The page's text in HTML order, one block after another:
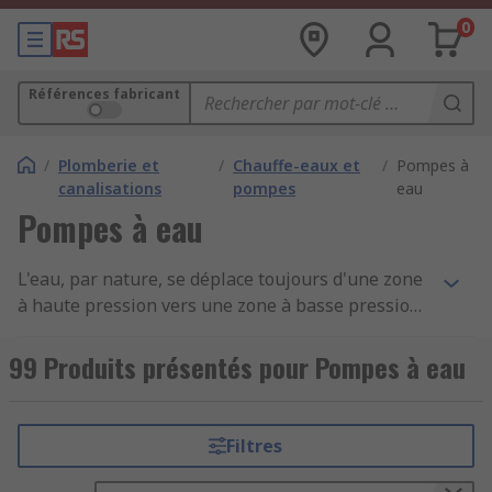
0
Références fabricant
/ Plomberie et
canalisations
/ Chauffe-eaux et
pompes
/ Pompes à
eau
Pompes à eau
L'eau, par nature, se déplace toujours d'une zone
à haute pression vers une zone à basse pression.
peut faire circuler de l'eau ou la soulever d'un
niveau à un autre.Comment fonctionne une
présente dans la pompe depuis un point d'entrée.
Le point d'entrée est à une pression inférieure
99 Produits présentés pour Pompes à eau
Filtres